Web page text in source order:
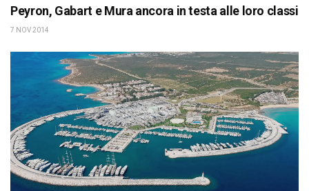
Peyron, Gabart e Mura ancora in testa alle loro classi
7 NOV 2014